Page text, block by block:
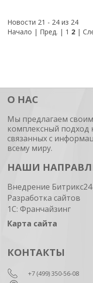
Новости 21 - 24 из 24
Начало | Пред. | 1 2 |
О НАС
Мы предлагаем
комплексный
связанных с
всему миру.
НАШИ
Внедрение Битрикс24
Разработка сайтов
1С: Франчайзинг
Карта сайта
КОНТАКТЫ
+7 (499) 350-56-08